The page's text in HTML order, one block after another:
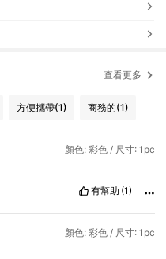
查看更多
方便攜帶(1) 商務的(1)
顏色: 彩色 / 尺寸: 1pc
有幫助 (1)
顏色: 彩色 / 尺寸: 1pc